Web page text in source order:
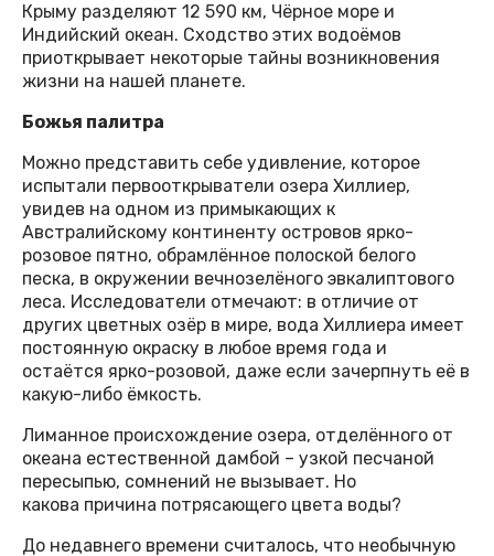
Крыму разделяют 12 590 км, Чёрное море и
Индийский океан. Сходство этих водоёмов
приоткрывает некоторые тайны возникновения
жизни на нашей планете.
Божья палитра
Можно представить себе удивление, которое
испытали первооткрыватели озера Хиллиер,
увидев на одном из примыкающих к
Австралийскому континенту островов ярко-
розовое пятно, обрамлённое полоской белого
песка, в окружении вечнозелёного эвкалиптового
леса. Исследователи отмечают: в отличие от
других цветных озёр в мире, вода Хиллиера имеет
постоянную окраску в любое время года и
остаётся ярко-розовой, даже если зачерпнуть её в
какую-либо ёмкость.
Лиманное происхождение озера, отделённого от
океана естественной дамбой – узкой песчаной
пересыпью, сомнений не вызывает. Но
какова причина потрясающего цвета воды?
До недавнего времени считалось, что необычную